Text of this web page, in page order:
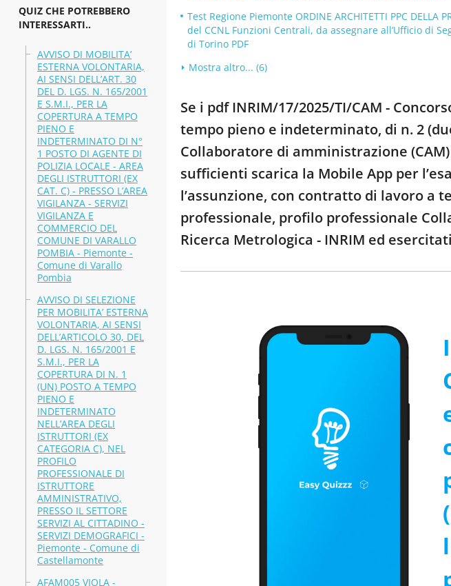
QUIZ CHE POTREBBERO
INTERESSARTI..
AVVISO DI MOBILITA’
ESTERNA VOLONTARIA,
AI SENSI DELL’ART. 30
DEL D. LGS. N. 165/2001
E S.M.I., PER LA
COPERTURA A TEMPO
PIENO E
INDETERMINATO DI N°
1 POSTO DI AGENTE DI
POLIZIA LOCALE - AREA
DEGLI ISTRUTTORI (EX
CAT. C) - PRESSO L’AREA
VIGILANZA - SERVIZI
VIGILANZA E
COMMERCIO DEL
COMUNE DI VARALLO
POMBIA - Piemonte -
Comune di Varallo
Pombia
AVVISO DI SELEZIONE
PER MOBILITA’ ESTERNA
VOLONTARIA, AI SENSI
DELL’ARTICOLO 30, DEL
D. LGS. N. 165/2001 E
S.M.I., PER LA
COPERTURA DI N. 1
(UN) POSTO A TEMPO
PIENO E
INDETERMINATO
NELL’AREA DEGLI
ISTRUTTORI (EX
CATEGORIA C), NEL
PROFILO
PROFESSIONALE DI
ISTRUTTORE
AMMINISTRATIVO,
PRESSO IL SETTORE
SERVIZI AL CITTADINO -
SERVIZI DEMOGRAFICI -
Piemonte - Comune di
Castellamonte
AFAM005 VIOLA -
Test Regione Piemonte ORDINE ARCHITETTI PPC
del CCNL Funzioni Centrali, da assegnare all’Ufficio di
di Torino PDF
Mostra altro... (6)
Se i pdf INRIM/17/2025/TI/CAM -
tempo pieno e indeterminato, di n. 2
Collaboratore di amministrazione
sufficienti scarica la Mobile App per
l’assunzione, con contratto di lavoro a
professionale, profilo professionale
Ricerca Metrologica - INRIM ed